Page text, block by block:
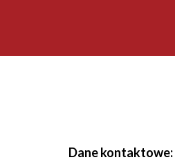
Dane kontaktowe: